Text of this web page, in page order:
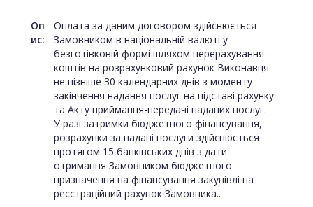
Оп
ис:
Оплата за даним договором здійснюється
Замовником в національній валюті у
безготівковій формі шляхом перерахування
коштів на розрахунковий рахунок Виконавця
не пізніше 30 календарних днів з моменту
закінчення надання послуг на підставі рахунку
та Акту приймання-передачі наданих послуг.
У разі затримки бюджетного фінансування,
розрахунки за надані послуги здійснюється
протягом 15 банківських днів з дати
отримання Замовником бюджетного
призначення на фінансування закупівлі на
реєстраційний рахунок Замовника..